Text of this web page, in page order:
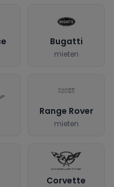
Bugatti
mieten
Range Rover
mieten
Corvette